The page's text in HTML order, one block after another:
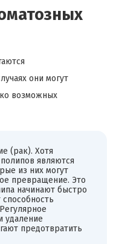
они могут
возможных
(рак). Хотя
являются
из них могут
превращение. Это
начинают быстро
удаление
предотвратить